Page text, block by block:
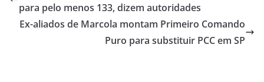
A
p
o
o
a
m
para pelo menos 133, dizem autoridades
Ex-aliados de Marcola montam Primeiro Comando
Puro para substituir PCC em SP